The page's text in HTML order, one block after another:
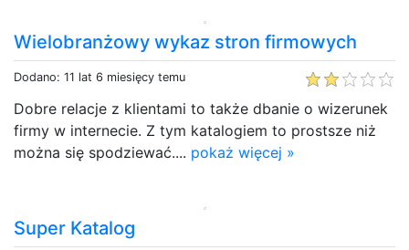
Wielobranżowy wykaz stron firmowych
Dodano: 11 lat 6 miesięcy temu
Dobre relacje z klientami to także dbanie o wizerunek
firmy w internecie. Z tym katalogiem to prostsze niż
można się spodziewać.... pokaż więcej »
Super Katalog